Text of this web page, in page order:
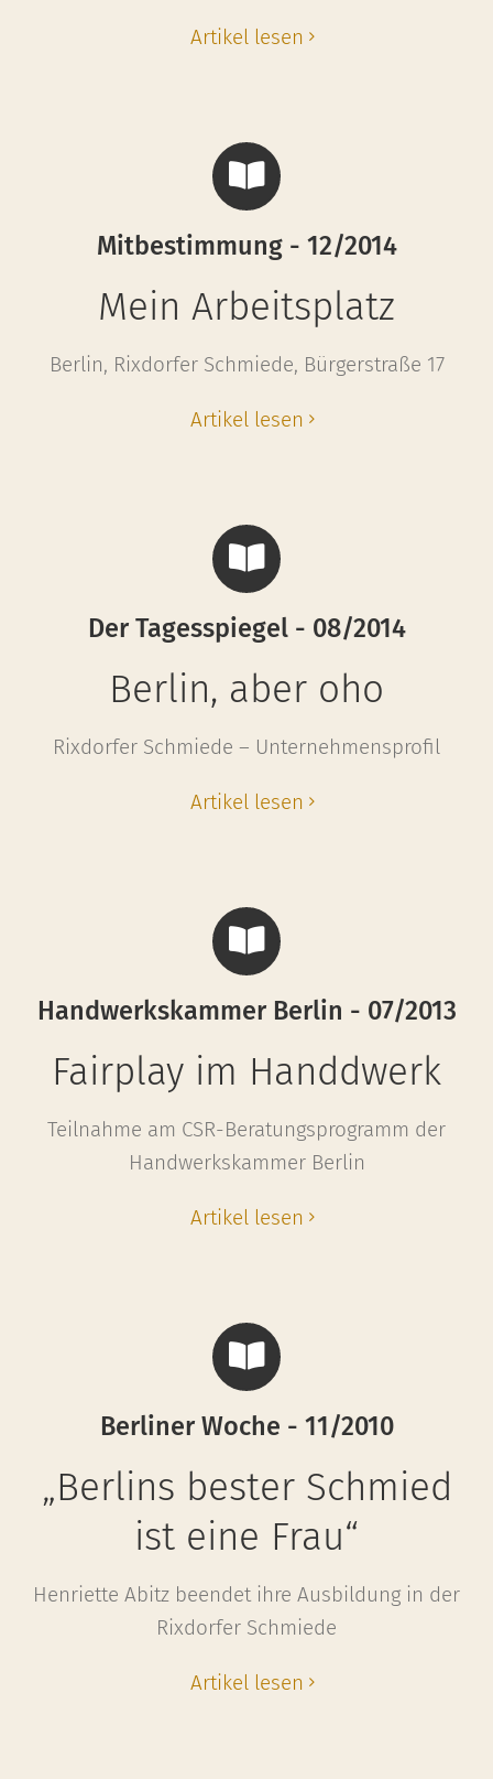
Artikel lesen
Mitbestimmung - 12/2014
Mein Arbeitsplatz
Berlin, Rixdorfer Schmiede, Bürgerstraße 17
Artikel lesen
Der Tagesspiegel - 08/2014
Berlin, aber oho
Rixdorfer Schmiede – Unternehmensprofil
Artikel lesen
Handwerkskammer Berlin - 07/2013
Fairplay im Handdwerk
Teilnahme am CSR-Beratungsprogramm der
Handwerkskammer Berlin
Artikel lesen
Berliner Woche - 11/2010
„Berlins bester Schmied
ist eine Frau“
Henriette Abitz beendet ihre Ausbildung in der
Rixdorfer Schmiede
Artikel lesen